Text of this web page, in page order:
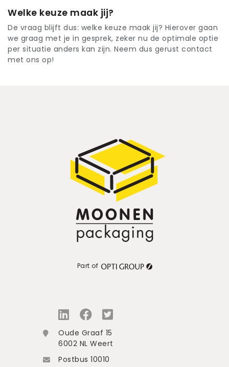
Welke keuze maak jij?
De vraag blijft dus: welke keuze maak jij? Hierover gaan
we graag met je in gesprek, zeker nu de optimale optie
per situatie anders kan zijn. Neem dus gerust contact
met ons op!
Part of
Oude Graaf 15
6002 NL Weert
Postbus 10010